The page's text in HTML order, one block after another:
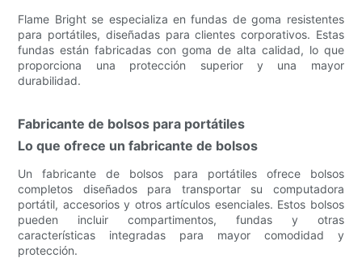
Flame Bright se especializa en fundas de goma resistentes
para portátiles, diseñadas para clientes corporativos. Estas
fundas están fabricadas con goma de alta calidad, lo que
proporciona una protección superior y una mayor
durabilidad.
Fabricante de bolsos para portátiles
Lo que ofrece un fabricante de bolsos
Un fabricante de bolsos para portátiles ofrece bolsos
completos diseñados para transportar su computadora
portátil, accesorios y otros artículos esenciales. Estos bolsos
pueden incluir compartimentos, fundas y otras
características integradas para mayor comodidad y
protección.